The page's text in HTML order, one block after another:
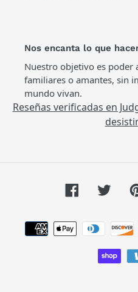
Nos encanta lo que
Nuestro objetivo es poder
familiares o amantes, sin
mundo vivan.
Reseñas verificadas en
Facebook